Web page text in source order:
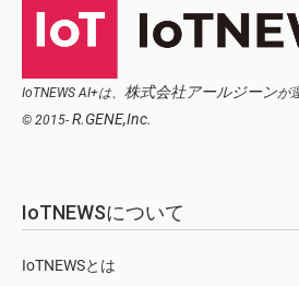
IoTNEWS AI+は、 株式会社アールジーンが
© 2015- R.GENE,Inc.
IoTNEWSについて
IoTNEWSとは